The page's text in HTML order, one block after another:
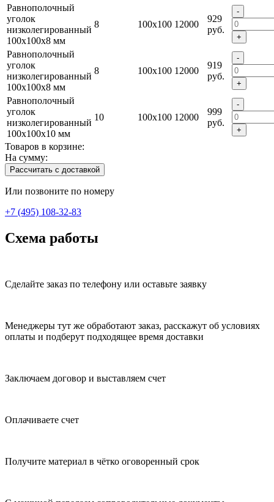
Равнополочный
уголок
низколегированный
100x100x8 мм
8 100x100 12000
929
руб.
-
+
Равнополочный
уголок
низколегированный
100x100x8 мм
8 100x100 12000
919
руб.
-
+
Равнополочный
уголок
низколегированный
100x100x10 мм
10 100x100 12000
999
руб.
-
+
Товаров в корзине:
На сумму:
Рассчитать с доставкой
Или позвоните по номеру
+7 (495) 108-32-83
Схема работы
Сделайте заказ по телефону или оставьте заявку
Менеджеры тут же обработают заказ, расскажут об условиях
оплаты и подберут подходящее время доставки
Заключаем договор и выставляем счет
Оплачиваете счет
Получите материал в чётко оговоренный срок